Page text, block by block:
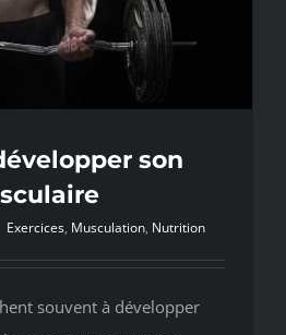
son
Exercices, Musculation, Nutrition
souvent à développer